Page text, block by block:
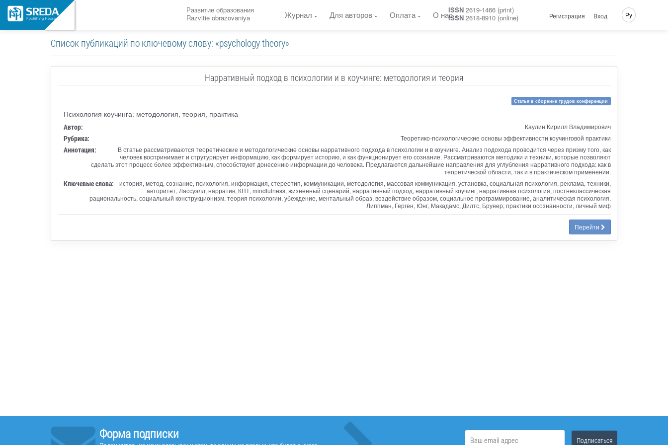
Развитие образования
Razvitie obrazovaniya
Журнал Для авторов Оплата О насISSN 2619-1466 (print)
ISSN 2618-8910 (online) Регистрация Вход Ру
Список публикаций по ключевому слову: «psychology theory»
Нарративный подход в психологии и в коучинге: методология и теория
Статья в сборнике трудов конференции
Психология коучинга: методология, теория, практика
Автор: Каулин Кирилл Владимирович
Рубрика: Теоретико-психологические основы эффективности коучинговой практики
Аннотация:
В статье рассматриваются теоретические и методологические основы нарративного подхода в психологии и в коучинге. Анализ подохода проводится через призму того, как
человек воспринимает и струтурирует информацию, как формирует историю, и как функционирует его сознание. Рассматриваются методики и техники, которые позволяют
сделать этот процесс более эффективным, способствуют донесению информации до человека. Предлагаются дальнейшие направления для углубления нарративного подхода: как в
теоретической области, так и в практическом применении.
Ключевые слова:
история, метод, сознание, психология, информация, стереотип, коммуникации, методология, массовая коммуникация, установка, социальная психология, реклама, техники,
авторитет, Лассуэлл, нарратив, КПТ, mindfulness, жизненный сценарий, нарративный подход, нарративный коучинг, нарративная психология, постнеклассическая
рациональность, социальный конструкционизм, теория психологии, убеждение, ментальный образ, воздействие образом, социальное программирование, аналитическая психология,
Липпман, Герген, Юнг, Макадамс, Дилтс, Брунер, практики осознанности, личный миф
Перейти
Форма подписки